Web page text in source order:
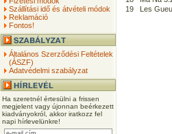
Szállítási idő és átvételi módok
Reklamáció
Fontos!
Általános Szerződési Feltételek
(ÁSZF)
Adatvédelmi szabályzat
Ha szeretnél értesülni a frissen
megjelent vagy újonnan beérkezett
kiadványokról, akkor iratkozz fel
napi hírlevelünkre!
19
Les